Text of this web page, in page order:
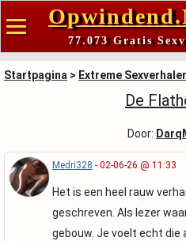
77.073 Gratis
Startpagina > Extreme
De
Door:
Medri328 - 02-06-26 @ 11:33
Het is een heel rauw
geschreven. Als lezer
gebouw. Je voelt echt die